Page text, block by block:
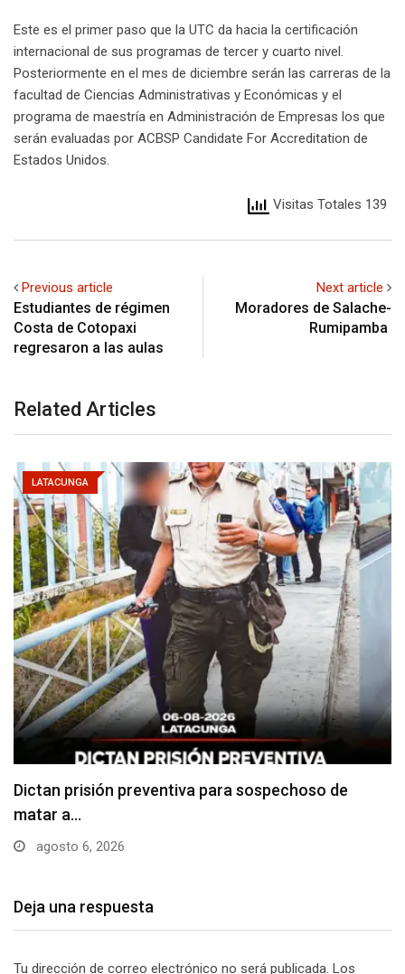
Este es el primer paso que la UTC da hacia la certificación
internacional de sus programas de tercer y cuarto nivel.
Posteriormente en el mes de diciembre serán las carreras de la
facultad de Ciencias Administrativas y Económicas y el
programa de maestría en Administración de Empresas los que
serán evaluadas por ACBSP Candidate For Accreditation de
Estados Unidos.
Visitas Totales 139
Previous article
Estudiantes de régimen
Costa de Cotopaxi
regresaron a las aulas
Next article
Moradores de Salache-
Rumipamba
Related Articles
LATACUNGA
Usuarios madrugan y hacen largas filas para
obtener…
agosto 6, 2026
Deja una respuesta
Tu dirección de correo electrónico no será publicada. Los